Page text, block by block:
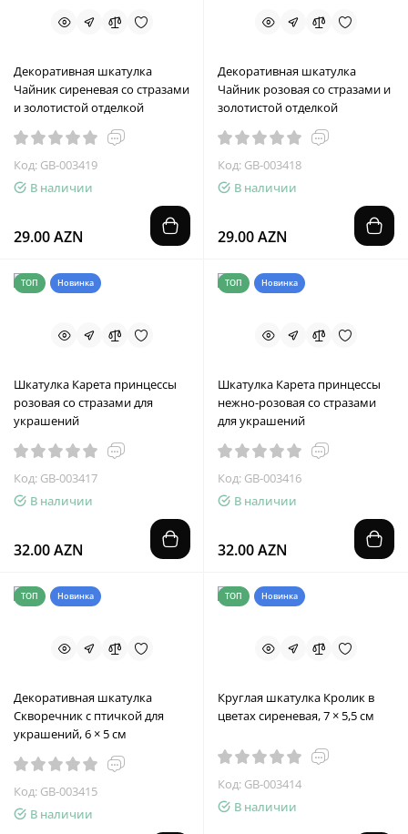
Декоративная шкатулка
Чайник сиреневая со стразами
и золотистой отделкой
Код: GB-003419
В наличии
29.00 AZN
Декоративная шкатулка
Чайник розовая со стразами и
золотистой отделкой
Код: GB-003418
В наличии
29.00 AZN
ТОП Новинка
Шкатулка Карета принцессы
розовая со стразами для
украшений
Код: GB-003417
В наличии
32.00 AZN
ТОП Новинка
Шкатулка Карета принцессы
нежно-розовая со стразами
для украшений
Код: GB-003416
В наличии
32.00 AZN
ТОП Новинка
Декоративная шкатулка
Скворечник с птичкой для
украшений, 6 × 5 см
Код: GB-003415
В наличии
ТОП Новинка
Круглая шкатулка Кролик в
цветах сиреневая, 7 × 5,5 см
Код: GB-003414
В наличии